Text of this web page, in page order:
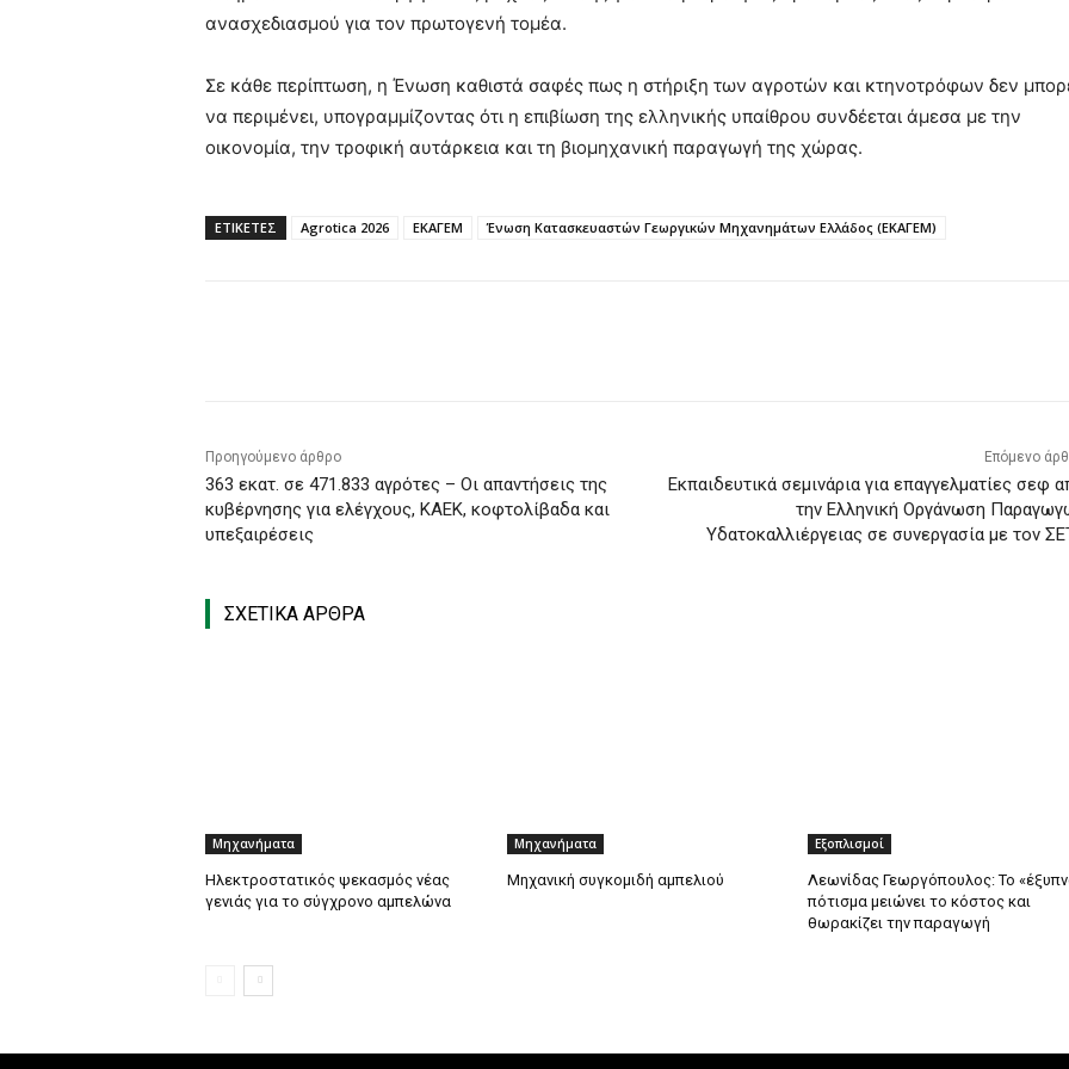
ανασχεδιασμού για τον πρωτογενή τομέα.
Σε κάθε περίπτωση, η Ένωση καθιστά σαφές πως η στήριξη των αγροτών και κτηνοτρόφων δεν
να περιμένει, υπογραμμίζοντας ότι η επιβίωση της ελληνικής υπαίθρου συνδέεται άμεσα με την
οικονομία, την τροφική αυτάρκεια και τη βιομηχανική παραγωγή της χώρας.
ΕΤΙΚΕΤΕΣ Agrotica 2026 ΕΚΑΓΕΜ Ένωση Κατασκευαστών Γεωργικών Μηχανημάτων Ελλάδος (ΕΚΑΓΕΜ)
Προηγούμενο άρθρο
363 εκατ. σε 471.833 αγρότες – Οι απαντήσεις της
κυβέρνησης για ελέγχους, ΚΑΕΚ, κοφτολίβαδα και
υπεξαιρέσεις
Επόμενο
Εκπαιδευτικά σεμινάρια για επαγγελματίες σεφ
την Ελληνική Οργάνωση
Υδατοκαλλιέργειας σε συνεργασία με τον
ΣΧΕΤΙΚΑ ΑΡΘΡΑ
Μηχανήματα
Ηλεκτροστατικός ψεκασμός νέας
γενιάς για το σύγχρονο αμπελώνα
Μηχανήματα
Μηχανική συγκομιδή αμπελιού
Εξοπλισμοί
Λεωνίδας Γεωργόπουλος: Το
πότισμα μειώνει το κόστος και
θωρακίζει την παραγωγή